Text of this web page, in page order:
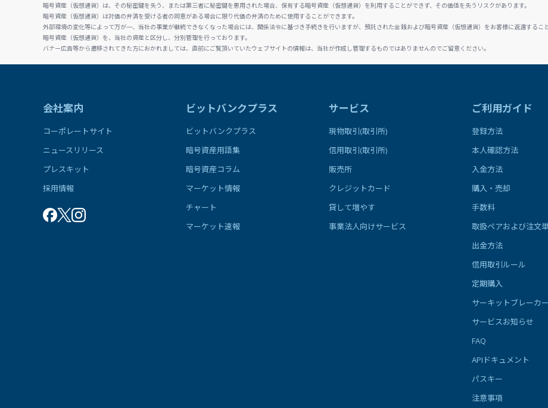
暗号資産（仮想通貨）は、その秘密鍵を失う、または第三者に秘密鍵を悪用された場合、保有する暗号資産（仮想通貨）を利用することができず、その価値を失うリスクがあります。
暗号資産（仮想通貨）は対価の弁済を受ける者の同意がある場合に限り代価の弁済のために使用することができます。
外部環境の変化等によって万が一、当社の事業が継続できなくなった場合には、関係法令に基づき手続きを行いますが、預託された金銭および暗号資産（仮想通貨）をお客様に返還する
暗号資産（仮想通貨）を、当社の資産と区分し、分別管理を行っております。
バナー広告等から遷移されてきた方におかれましては、直前にご覧頂いていたウェブサイトの情報は、当社が作成し管理するものではありませんのでご留意ください。
会社案内
コーポレートサイト
ニュースリリース
プレスキット
採用情報
ビットバンクプラス
ビットバンクプラス
暗号資産用語集
暗号資産コラム
マーケット情報
チャート
マーケット速報
サービス
現物取引(取引所)
信用取引(取引所)
販売所
クレジットカード
貸して増やす
事業法人向けサービス
ご利用ガイド
登録方法
本人確認方法
入金方法
購入・売却
手数料
取扱ペアおよび注文
出金方法
信用取引ルール
定期購入
サーキットブレーカ
サービスお知らせ
FAQ
APIドキュメント
パスキー
注意事項